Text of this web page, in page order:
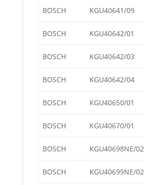
BOSCH KGU40641/09
BOSCH KGU40642/01
BOSCH KGU40642/03
BOSCH KGU40642/04
BOSCH KGU40650/01
BOSCH KGU40670/01
BOSCH KGU40698NE/02
BOSCH KGU40699NE/02